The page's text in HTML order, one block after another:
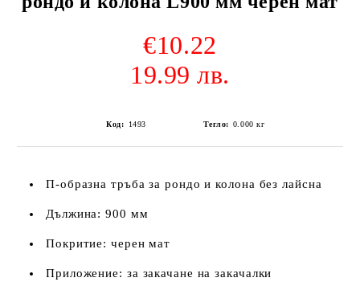
€10.22
19.99 лв.
Код: 1493 Тегло: 0.000 кг
П-образна тръба за рондо и колона без лайсна
Дължина: 900 мм
Покритие: черен мат
Приложение: за закачане на закачалки